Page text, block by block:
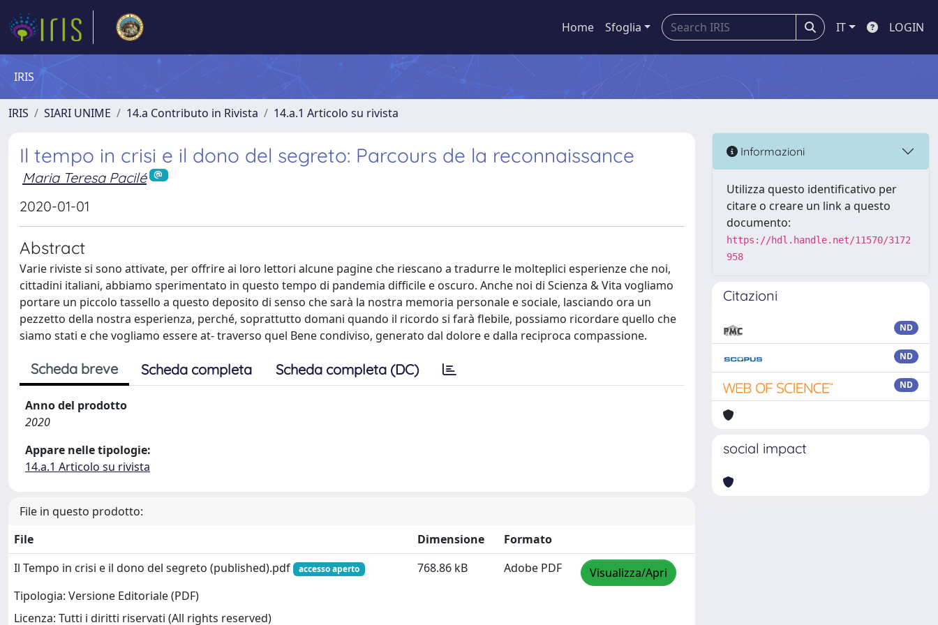
Home Sfoglia IT LOGIN
IRIS
IRIS SIARI UNIME 14.a Contributo in Rivista 14.a.1 Articolo su rivista
Il tempo in crisi e il dono del segreto: Parcours de la reconnaissance
Maria Teresa Pacilé
2020-01-01
Abstract
Varie riviste si sono attivate, per offrire ai loro lettori alcune pagine che riescano a tradurre le molteplici esperienze che noi,
cittadini italiani, abbiamo sperimentato in questo tempo di pandemia difficile e oscuro. Anche noi di Scienza & Vita vogliamo
portare un piccolo tassello a questo deposito di senso che sarà la nostra memoria personale e sociale, lasciando ora un
pezzetto della nostra esperienza, perché, soprattutto domani quando il ricordo si farà flebile, possiamo ricordare quello che
siamo stati e che vogliamo essere at- traverso quel Bene condiviso, generato dal dolore e dalla reciproca compassione.
Scheda breve Scheda completa Scheda completa (DC)
Anno del prodotto
2020
Appare nelle tipologie:
14.a.1 Articolo su rivista
File in questo prodotto:
File
Dimensione
Formato
Il Tempo in crisi e il dono del segreto (published).pdf
accesso aperto
Tipologia: Versione Editoriale (PDF)
Licenza: Tutti i diritti riservati (All rights reserved)
768.86 kB Adobe PDF Visualizza/Apri
Informazioni
Utilizza questo identificativo per
citare o creare un link a questo
documento:
https://hdl.handle.net/11570/3172
958
Citazioni
ND
ND
ND
social impact